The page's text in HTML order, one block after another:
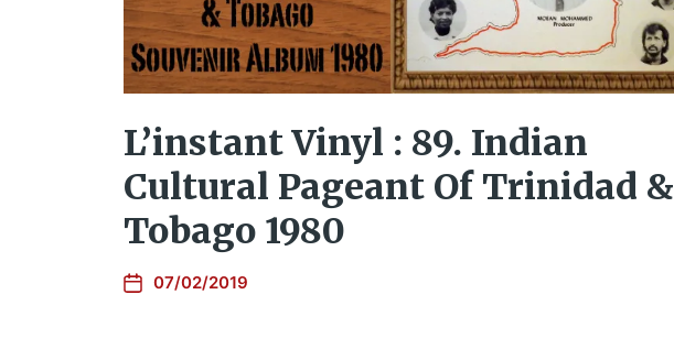
L’instant Vinyl : 89. Indian
Cultural Pageant Of Trinidad &
Tobago 1980
07/02/2019